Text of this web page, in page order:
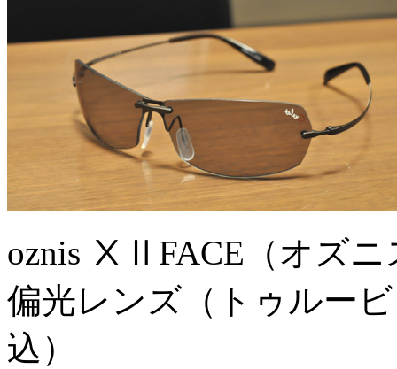
oznis ⅩⅡFACE（オズ
偏光レンズ（トゥルー
込）